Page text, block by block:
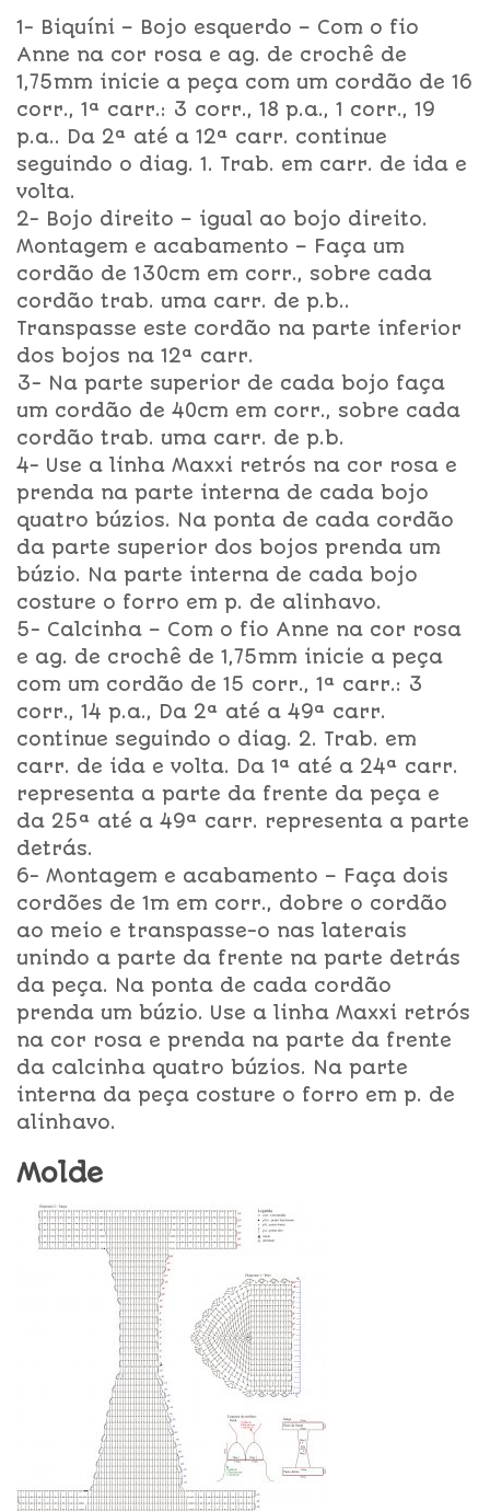
1- Biquíni – Bojo esquerdo – Com o fio
Anne na cor rosa e ag. de crochê de
1,75mm inicie a peça com um cordão de 16
corr., 1ª carr.: 3 corr., 18 p.a., 1 corr., 19
p.a.. Da 2ª até a 12ª carr. continue
seguindo o diag. 1. Trab. em carr. de ida e
volta.
2- Bojo direito – igual ao bojo direito.
Montagem e acabamento – Faça um
cordão de 130cm em corr., sobre cada
cordão trab. uma carr. de p.b..
Transpasse este cordão na parte inferior
dos bojos na 12ª carr.
3- Na parte superior de cada bojo faça
um cordão de 40cm em corr., sobre cada
cordão trab. uma carr. de p.b.
4- Use a linha Maxxi retrós na cor rosa e
prenda na parte interna de cada bojo
quatro búzios. Na ponta de cada cordão
da parte superior dos bojos prenda um
búzio. Na parte interna de cada bojo
costure o forro em p. de alinhavo.
5- Calcinha – Com o fio Anne na cor rosa
e ag. de crochê de 1,75mm inicie a peça
com um cordão de 15 corr., 1ª carr.: 3
corr., 14 p.a., Da 2ª até a 49ª carr.
continue seguindo o diag. 2. Trab. em
carr. de ida e volta. Da 1ª até a 24ª carr.
representa a parte da frente da peça e
da 25ª até a 49ª carr. representa a parte
detrás.
6- Montagem e acabamento – Faça dois
cordões de 1m em corr., dobre o cordão
ao meio e transpasse-o nas laterais
unindo a parte da frente na parte detrás
da peça. Na ponta de cada cordão
prenda um búzio. Use a linha Maxxi retrós
na cor rosa e prenda na parte da frente
da calcinha quatro búzios. Na parte
interna da peça costure o forro em p. de
alinhavo.
Molde